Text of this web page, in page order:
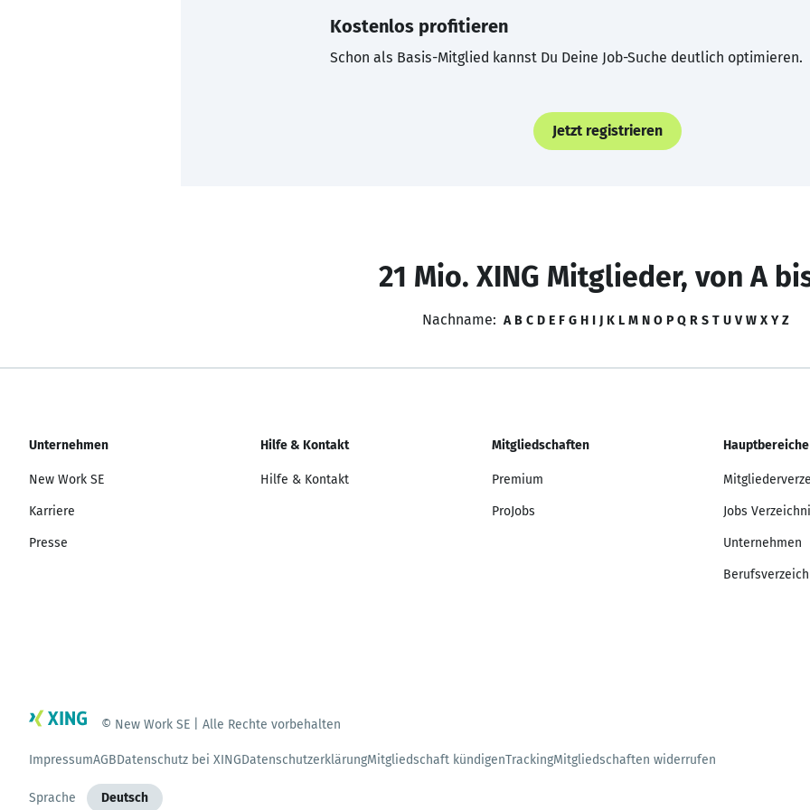
Kostenlos profitieren
Schon als Basis-Mitglied kannst Du Deine Job-Suche deutlich optimieren.
Jetzt registrieren
21 Mio. XING Mitglieder, von A
Nachname: A B C D E F G H I J K L M N O P Q R S T U V W X Y Z
Unternehmen
New Work SE
Karriere
Presse
Hilfe & Kontakt
Hilfe & Kontakt
Mitgliedschaften
Premium
ProJobs
Hauptbereiche
Jobs
Unternehmen
© New Work SE | Alle Rechte vorbehalten
ImpressumAGBDatenschutz bei XINGDatenschutzerklärungMitgliedschaft kündigenTrackingMitgliedschaften widerrufen
Sprache Deutsch